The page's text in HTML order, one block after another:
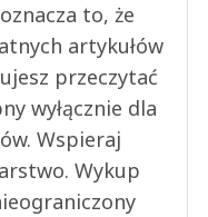
to, że
artykułów
przeczytać
wyłącznie dla
Wspieraj
Wykup